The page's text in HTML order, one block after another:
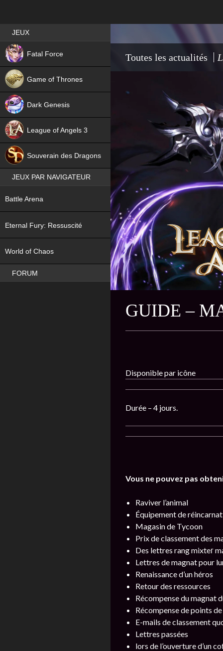
Toutes les actualités
GUIDE –
Disponible par icône
Durée – 4 jours.
Vous ne pouvez pas
Raviver l’animal
Équipement de
Magasin de Tycoon
Prix ​​de classement des
Des lettres rang mixteг
Lettres de magnat pour
Renaissance d’un héros
Retour des ressources
Récompense du magnat
Récompense de points
E-mails de classement
Lettres passées
lors de l’ouverture d’un
Best RPG games in France
JEUX
Fatal Force
NEW
Game of Thrones
Dark Genesis
League of Angels 3
Souverain des Dragons
JEUX PAR NAVIGATEUR
Battle Arena
Eternal Fury: Ressuscité
World of Chaos
FORUM